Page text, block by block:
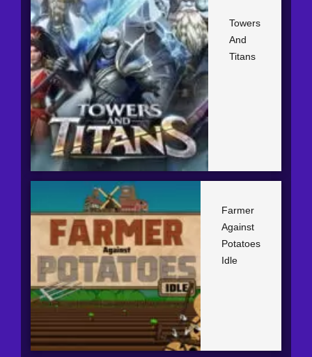
Towers
And
Titans
Farmer
Against
Potatoes
Idle